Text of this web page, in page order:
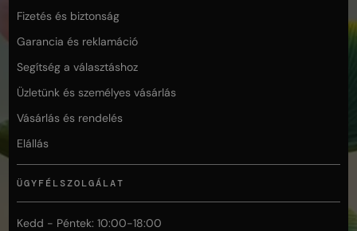
Fizetés és biztonság
Garancia és reklamáció
Segítség a választáshoz
Üzletünk és személyes vásárlás
Vásárlás és rendelés
Elállás
ÜGYFÉLSZOLGÁLAT
Kedd - Péntek: 10:00-18:00